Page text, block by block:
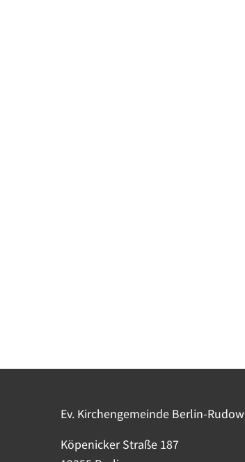
Ev. Kirchengemeinde Berlin-Rudow
Köpenicker Straße 187